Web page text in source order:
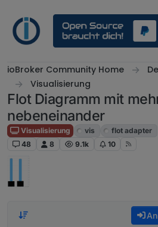
ioBroker Community Home
Visualisierung
Flot Diagramm mit
nebeneinander
Visualisierung vis
flot adapter
48
8 9.1k 10